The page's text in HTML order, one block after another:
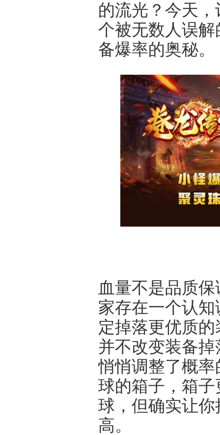
的流光？今天
个被无数人误
备爆率的奥秘。
血量不是品质
家存在一个认
定掉落更优质
并不改变装备
悄悄调整了概
球的箱子，箱
球，但确实让
高。